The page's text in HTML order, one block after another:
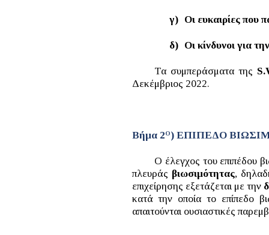
γ) Οι ευκαιρίες που
δ) Οι κίνδυνοι για
Τα συμπεράσματα της
Δεκέμβριος 2022.
Βήμα 2Ο) ΕΠΙΠΕΔΟ
Ο έλεγχος του επιπέδου
πλευράς βιωσιμότητας,
επιχείρησης εξετάζεται με την
κατά την οποία το επίπεδο
απαιτούνται ουσιαστικές